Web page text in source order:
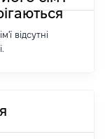
відсутні